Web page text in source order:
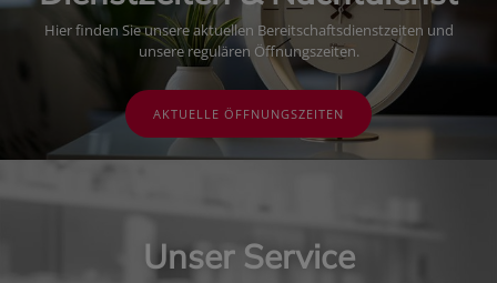
Hier finden Sie unsere aktuellen Bereitschaftsdienstzeiten und
unsere regulären Öffnungszeiten.
AKTUELLE ÖFFNUNGSZEITEN
Unser Service